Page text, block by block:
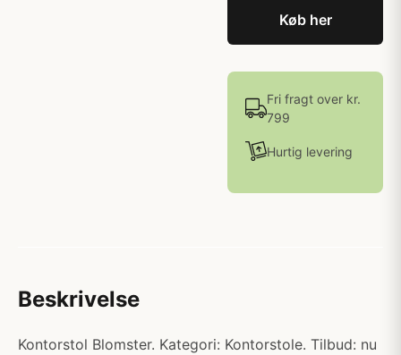
Køb her
Fri fragt over kr.
799
Hurtig levering
Beskrivelse
Kontorstol Blomster. Kategori: Kontorstole. Tilbud: nu